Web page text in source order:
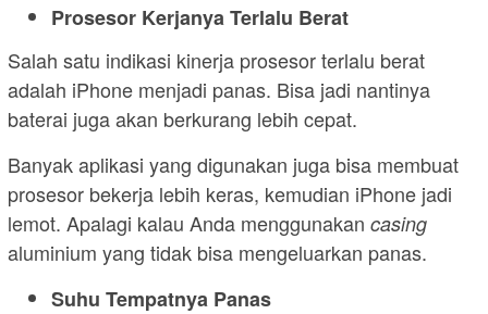
Prosesor Kerjanya Terlalu Berat
Salah satu indikasi kinerja prosesor terlalu berat
adalah iPhone menjadi panas. Bisa jadi nantinya
baterai juga akan berkurang lebih cepat.
Banyak aplikasi yang digunakan juga bisa membuat
prosesor bekerja lebih keras, kemudian iPhone jadi
lemot. Apalagi kalau Anda menggunakan casing
aluminium yang tidak bisa mengeluarkan panas.
Suhu Tempatnya Panas